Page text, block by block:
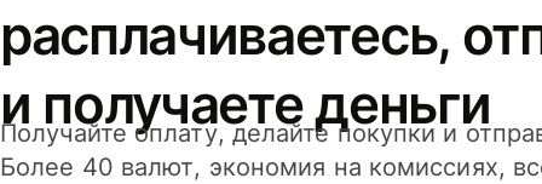
расплачиваетесь,
и получаете деньги
Получайте оплату, делайте покупки и
Более 40 валют, экономия на комиссиях,